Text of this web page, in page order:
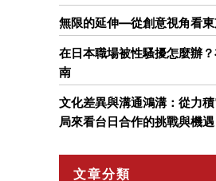
無限的延伸—從創意視角看
在日本職場被性騷擾怎麼辦
南
文化差異與溝通鴻溝：從力
局來看台日合作的挑戰與機遇
文章分類